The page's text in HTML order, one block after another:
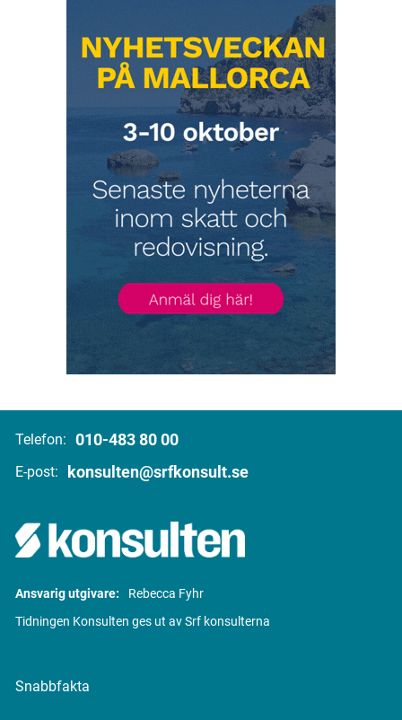
Telefon: 010-483 80 00
E-post: konsulten@srfkonsult.se
Ansvarig utgivare:
Rebecca Fyhr
Tidningen Konsulten ges ut av Srf konsulterna
Snabbfakta